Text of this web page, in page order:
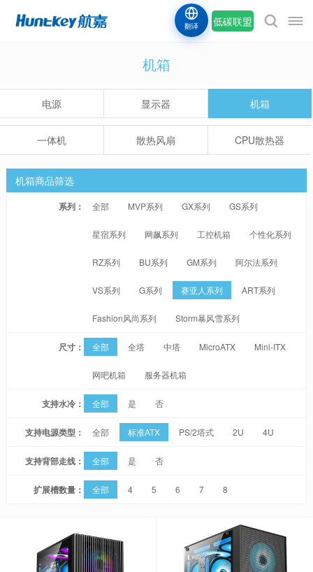
低碳联盟
翻译
机箱
电源 显示器 机箱
一体机 散热风扇 CPU散热器
机箱商品筛选
系列： 全部 MVP系列 GX系列 GS系列
星宿系列 网飙系列 工控机箱 个性化系列
RZ系列 BU系列 GM系列 阿尔法系列
VS系列 G系列 赛亚人系列 ART系列
Fashion风尚系列 Storm暴风雪系列
尺寸： 全部 全塔 中塔 MicroATX Mini-ITX
网吧机箱 服务器机箱
支持水冷： 全部 是 否
支持电源类型： 全部 标准ATX PS/2塔式 2U 4U
支持背部走线： 全部 是 否
扩展槽数量： 全部 4 5 6 7 8